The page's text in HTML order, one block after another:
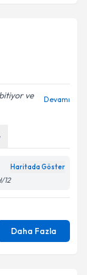
ve
Devamı
Haritada Göster
12
Daha Fazla